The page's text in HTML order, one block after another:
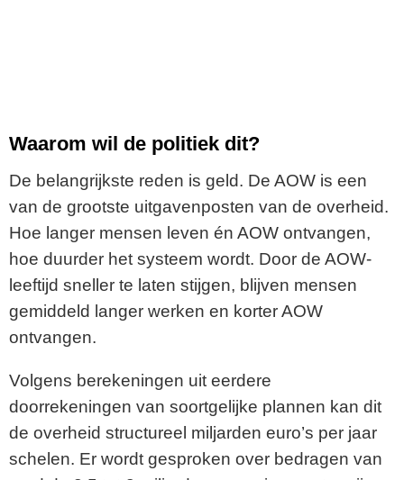
Waarom wil de politiek dit?
De belangrijkste reden is geld. De AOW is een
van de grootste uitgavenposten van de overheid.
Hoe langer mensen leven én AOW ontvangen,
hoe duurder het systeem wordt. Door de AOW-
leeftijd sneller te laten stijgen, blijven mensen
gemiddeld langer werken en korter AOW
ontvangen.
Volgens berekeningen uit eerdere
doorrekeningen van soortgelijke plannen kan dit
de overheid structureel miljarden euro’s per jaar
schelen. Er wordt gesproken over bedragen van